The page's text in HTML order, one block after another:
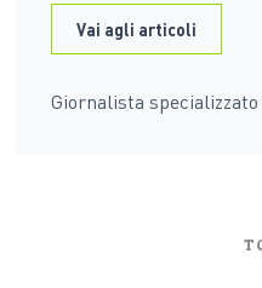
Vai agli articoli
Giornalista